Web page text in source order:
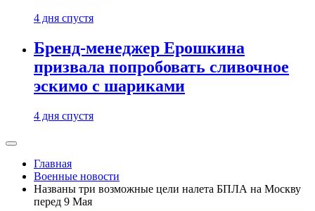
4 дня спустя
Бренд-менеджер Ерошкина
призвала попробовать сливочное
эскимо с шариками
4 дня спустя
Главная
Военные новости
Названы три возможные цели налета БПЛА на Москву
перед 9 Мая